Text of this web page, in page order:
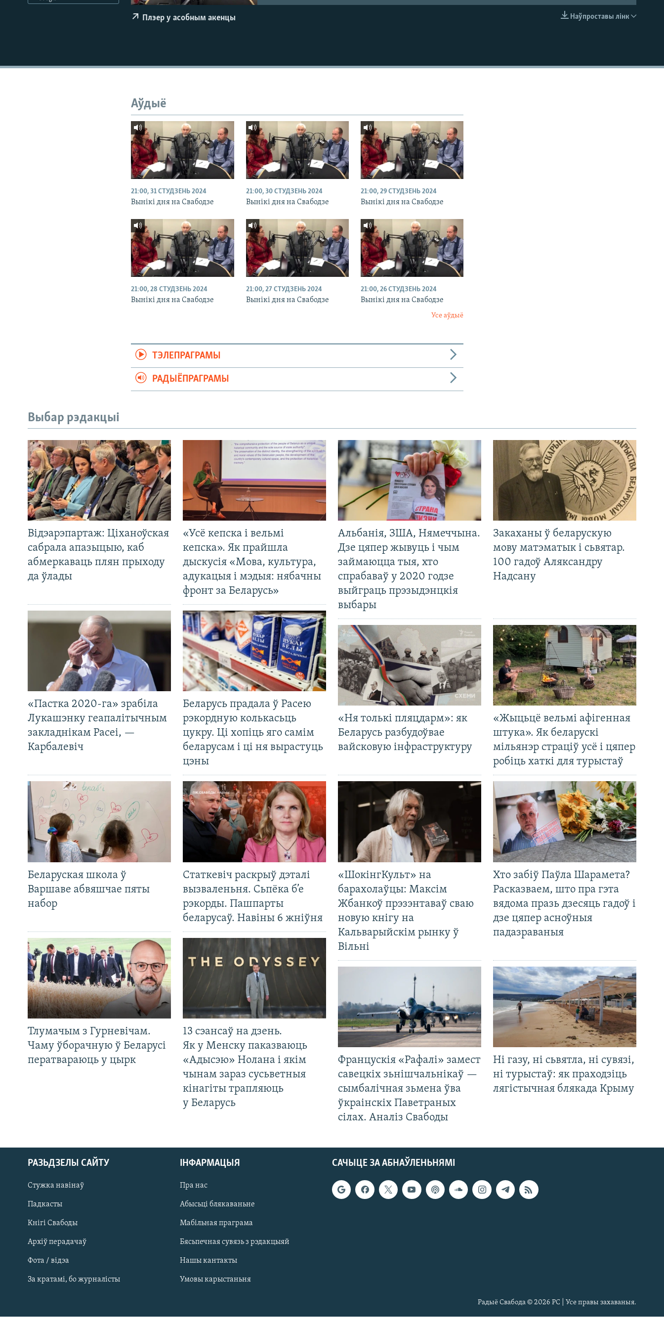
САЧЫЦЕ ЗА АБНАЎЛЕНЬНЯМІ
Наўпроставы лінк
Плэер у асобным акенцы
Аўдыё
21:00, 31 СТУДЗЕНЬ 2024
Вынікі дня на Свабодзе
21:00, 30 СТУДЗЕНЬ 2024
Вынікі дня на Свабодзе
21:00, 29 СТУДЗЕНЬ 2024
Вынікі дня на Свабодзе
21:00, 28 СТУДЗЕНЬ 2024
Вынікі дня на Свабодзе
21:00, 27 СТУДЗЕНЬ 2024
Вынікі дня на Свабодзе
21:00, 26 СТУДЗЕНЬ 2024
Вынікі дня на Свабодзе
Усе аўдыё
ТЭЛЕПРАГРАМЫ
РАДЫЁПРАГРАМЫ
Выбар рэдакцыі
Відэарэпартаж: Ціханоўская
сабрала апазыцыю, каб
абмеркаваць плян прыходу
да ўлады
«Усё кепска і вельмі
кепска». Як прайшла
дыскусія «Мова, культура,
адукацыя і мэдыя: нябачны
фронт за Беларусь»
«Пастка 2020-га» зрабіла
Лукашэнку геапалітычным
закладнікам Расеі, —
Карбалевіч
Беларусь прадала ў Расею
рэкордную колькасьць
цукру. Ці хопіць яго самім
беларусам і ці ня вырастуць
цэны
Беларуская школа ў
Варшаве абвяшчае пяты
набор
Статкевіч раскрыў дэталі
вызваленьня. Сьпёка б’е
рэкорды. Пашпарты
беларусаў. Навіны 6 жніўня
Тлумачым з Гурневічам.
Чаму ўборачную ў Беларусі
ператвараюць у цырк
13 сэансаў на дзень.
Як у Менску паказваюць
«Адысэю» Нолана і якім
чынам зараз сусьветныя
кінагіты трапляюць
у Беларусь
Альбанія, ЗША, Нямеччына.
Дзе цяпер жывуць і чым
займаюцца тыя, хто
спрабаваў у 2020 годзе
выйграць прэзыдэнцкія
выбары
Закаханы ў беларускую
мову матэматык і сьвятар.
100 гадоў Аляксандру
Надсану
«Ня толькі пляцдарм»: як
Беларусь разбудоўвае
вайсковую інфраструктуру
«Жыцьцё вельмі афігенная
штука». Як беларускі
мільянэр страціў усё і цяпер
робіць хаткі для турыстаў
«ШокінгКульт» на
барахолаўцы: Максім
Жбанкоў прэзэнтаваў сваю
новую кнігу на
Кальварыйскім рынку ў
Вільні
Хто забіў Паўла Шарамета?
Расказваем, што пра гэта
вядома празь дзесяць гадоў і
дзе цяпер асноўныя
падазраваныя
Францускія «Рафалі» замест
савецкіх зьнішчальнікаў —
сымбалічная зьмена ўва
ўкраінскіх Паветраных
сілах. Аналіз Свабоды
Ні газу, ні сьвятла, ні сувязі,
ні турыстаў: як праходзіць
лягістычная блякада Крыму
САЧЫЦЕ ЗА АБНАЎЛЕНЬНЯМІ
РАЗЬДЗЕЛЫ САЙТУ
Стужка навінаў
Падкасты
Кнігі Свабоды
Архіў перадачаў
Фота / відэа
За кратамі, бо журналісты
ІНФАРМАЦЫЯ
Пра нас
Абысьці блякаваньне
Мабільная праграма
Бясьпечная сувязь з рэдакцыяй
Нашы кантакты
Умовы карыстаньня
Радыё Свабода © 2026 РС | Усе правы захаваныя.